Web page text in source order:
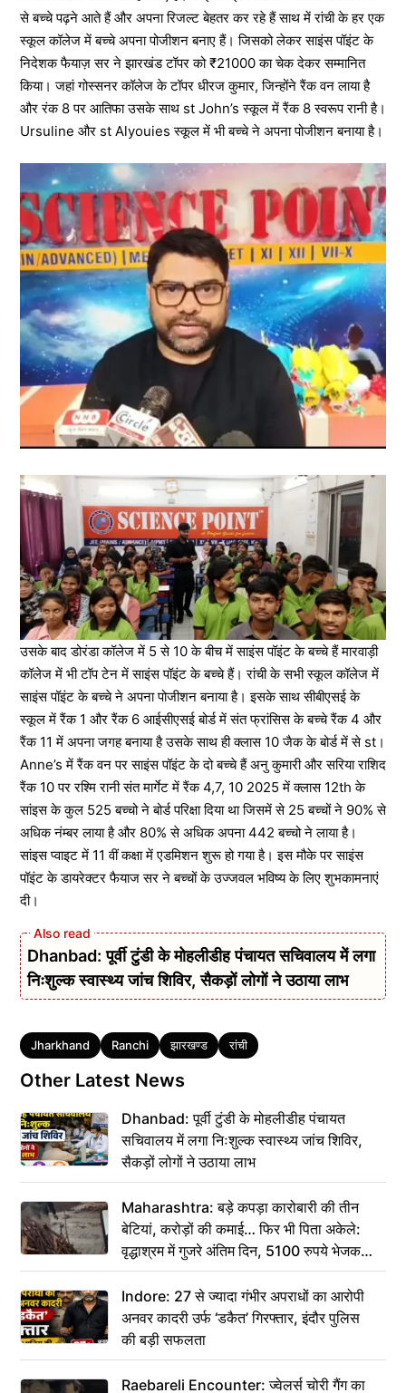
से बच्चे पढ़ने आते हैं और अपना रिजल्ट बेहतर कर रहे हैं साथ में रांची के हर एक
स्कूल कॉलेज में बच्चे अपना पोजीशन बनाए हैं। जिसको लेकर साइंस पॉइंट के
निदेशक फैयाज़ सर ने झारखंड टॉपर को ₹21000 का चेक देकर सम्मानित
किया। जहां गोस्सनर कॉलेज के टॉपर धीरज कुमार, जिन्होंने रैंक वन लाया है
और रंक 8 पर आतिफा उसके साथ st John’s स्कूल में रैंक 8 स्वरूप रानी है।
Ursuline और st Alyouies स्कूल में भी बच्चे ने अपना पोजीशन बनाया है।
उसके बाद डोरंडा कॉलेज में 5 से 10 के बीच में साइंस पॉइंट के बच्चे हैं मारवाड़ी
कॉलेज में भी टॉप टेन में साइंस पॉइंट के बच्चे हैं। रांची के सभी स्कूल कॉलेज में
साइंस पॉइंट के बच्चे ने अपना पोजीशन बनाया है। इसके साथ सीबीएसई के
स्कूल में रैंक 1 और रैंक 6 आईसीएसई बोर्ड में संत फ्रांसिस के बच्चे रैंक 4 और
रैंक 11 में अपना जगह बनाया है उसके साथ ही क्लास 10 जैक के बोर्ड में से st।
Anne’s में रैंक वन पर साइंस पॉइंट के दो बच्चे हैं अनु कुमारी और सरिया राशिद
रैंक 10 पर रश्मि रानी संत मार्गेट में रैंक 4,7, 10 2025 में क्लास 12th के
सांइस के कुल 525 बच्चो ने बोर्ड परिक्षा दिया था जिसमें से 25 बच्चों ने 90% से
अधिक नंम्बर लाया है और 80% से अधिक अपना 442 बच्चो ने लाया है।
सांइस प्वाइट में 11 वीं कक्षा में एडमिशन शुरू हो गया है। इस मौके पर साइंस
पॉइंट के डायरेक्टर फैयाज सर ने बच्चों के उज्जवल भविष्य के लिए शुभकामनाएं
दी।
Dhanbad: पूर्वी टुंडी के मोहलीडीह पंचायत सचिवालय में लगा
निःशुल्क स्वास्थ्य जांच शिविर, सैकड़ों लोगों ने उठाया लाभ
Tags
Jharkhand Ranchi झारखण्ड रांची
Other Latest News
Dhanbad: पूर्वी टुंडी के मोहलीडीह पंचायत
सचिवालय में लगा निःशुल्क स्वास्थ्य जांच शिविर,
सैकड़ों लोगों ने उठाया लाभ
Maharashtra: बड़े कपड़ा कारोबारी की तीन
बेटियां, करोड़ों की कमाई… फिर भी पिता अकेले:
वृद्धाश्रम में गुजरे अंतिम दिन, 5100 रुपये भेजकर
कहा– अंतिम संस्कार कर दीजिए हम नहीं आ पाएंगे
Indore: 27 से ज्यादा गंभीर अपराधों का आरोपी
अनवर कादरी उर्फ ‘डकैत’ गिरफ्तार, इंदौर पुलिस
की बड़ी सफलता
Raebareli Encounter: ज्वेलर्स चोरी गैंग का